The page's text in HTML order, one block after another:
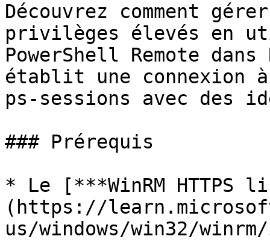
Découvrez comment
privilèges élevés en
PowerShell Remote
établit une connexion
ps-sessions avec
### Prérequis
* Le [***WinRM HTTPS
(https://
us/windows/win32/